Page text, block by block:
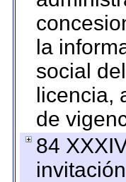
la
social
licencia,
de
84